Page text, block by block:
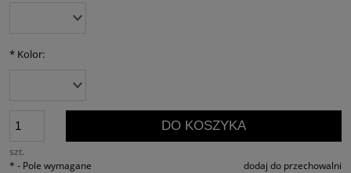
* Kolor:
szt.
DO KOSZYKA
dodaj do przechowalni
* - Pole wymagane